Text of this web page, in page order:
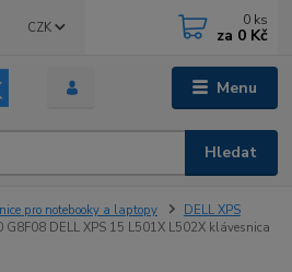
Menu
CZK
Hledat
0 ks
za 0 Kč
pro notebooky a laptopy
DELL XPS
G8F08 DELL XPS 15 L501X L502X klávesnica